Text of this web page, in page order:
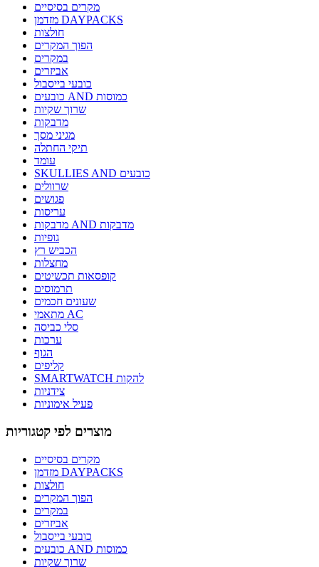
מקרים בסיסיים
מזדמן DAYPACKS
חולצות
הפוך המקרים
במקרים
אביזרים
כובעי בייסבול
כובעים AND כמוסות
שרוך שקיות
מדבקות
מגיני מסך
תיקי החתלה
עומד
SKULLIES AND כובעים
שרוולים
פגושים
עריסות
מדבקות AND מדבקות
גופיות
הכביש רץ
מחצלות
קופסאות תכשיטים
תרמוסים
שעונים חכמים
מתאמי AC
סלי כביסה
ערכות
הגוף
קליפים
SMARTWATCH להקות
צידניות
פעיל אימוניות
מוצרים לפי קטגוריות
מקרים בסיסיים
מזדמן DAYPACKS
חולצות
הפוך המקרים
במקרים
אביזרים
כובעי בייסבול
כובעים AND כמוסות
שרוך שקיות